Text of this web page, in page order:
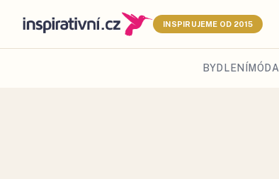
INSPIRUJEME OD 2015
BYDLENÍ MÓDA